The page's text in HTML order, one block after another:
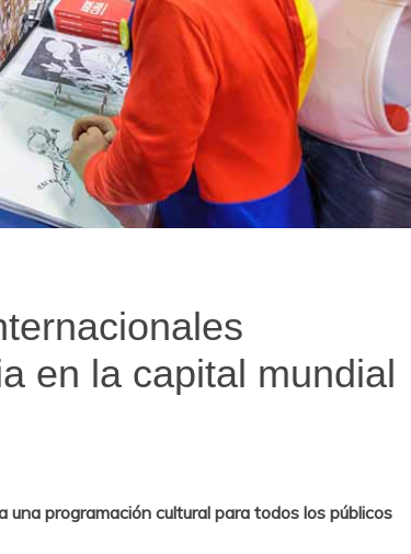
en la capital mundial
una programación cultural para todos los públicos